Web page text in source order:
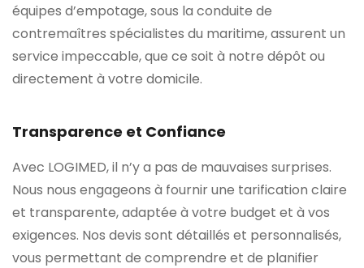
équipes d’empotage, sous la conduite de
contremaîtres spécialistes du maritime, assurent un
service impeccable, que ce soit à notre dépôt ou
directement à votre domicile.
Transparence et Confiance
Avec LOGIMED, il n’y a pas de mauvaises surprises.
Nous nous engageons à fournir une tarification claire
et transparente, adaptée à votre budget et à vos
exigences. Nos devis sont détaillés et personnalisés,
vous permettant de comprendre et de planifier